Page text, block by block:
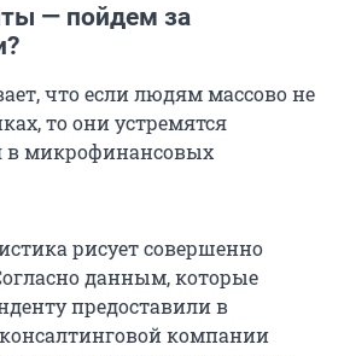
— пойдем за
что если людям массово не
то они устремятся
в микрофинансовых
рисует совершенно
данным, которые
предоставили в
компании